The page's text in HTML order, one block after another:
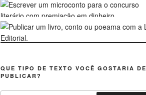
QUE TIPO DE TEXTO VOCÊ GOSTARIA DE
PUBLICAR?